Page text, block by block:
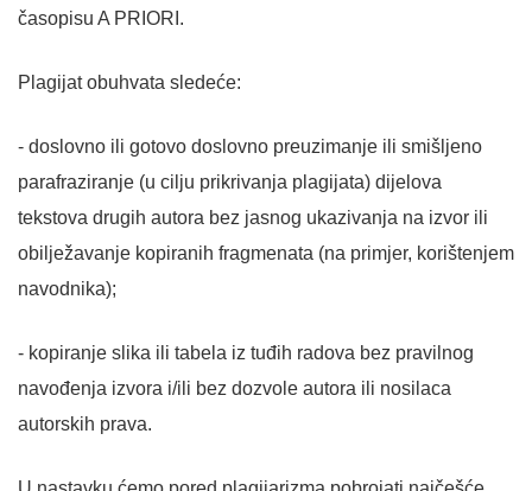
časopisu A PRIORI.
Plagijat obuhvata sledeće:
- doslovno ili gotovo doslovno preuzimanje ili smišljeno
parafraziranje (u cilju prikrivanja plagijata) dijelova
tekstova drugih autora bez jasnog ukazivanja na izvor ili
obilježavanje kopiranih fragmenata (na primjer, korištenjem
navodnika);
- kopiranje slika ili tabela iz tuđih radova bez pravilnog
navođenja izvora i/ili bez dozvole autora ili nosilaca
autorskih prava.